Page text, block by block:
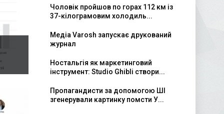
Чоловік пройшов по горах 112 км із
37-кілограмовим холодиль...
Медіа Varosh запускає друкований
журнал
Ностальгія як маркетинговий
інструмент: Studio Ghibli створи...
Пропагандисти за допомогою ШІ
згенерували картинку помсти У...